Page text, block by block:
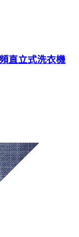
直立式洗衣機